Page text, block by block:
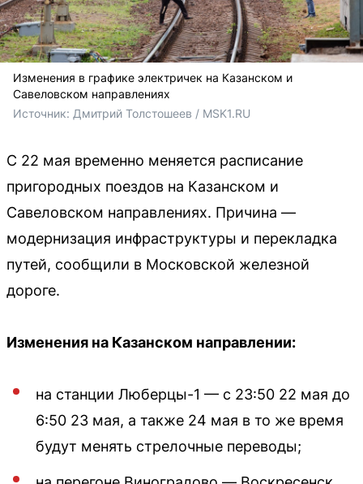
Изменения в графике электричек на Казанском и
Савеловском направлениях
Источник: Дмитрий Толстошеев / MSK1.RU
С 22 мая временно меняется расписание
пригородных поездов на Казанском и
Савеловском направлениях. Причина —
модернизация инфраструктуры и перекладка
путей, сообщили в Московской железной
дороге.
Изменения на Казанском направлении:
на станции Люберцы-1 — с 23:50 22 мая до
6:50 23 мая, а также 24 мая в то же время
будут менять стрелочные переводы;